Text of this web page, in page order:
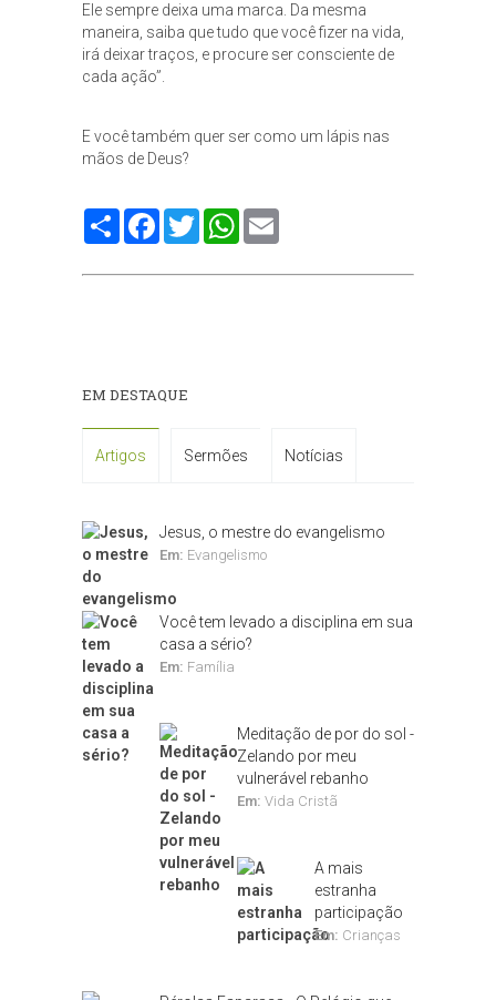
Ele sempre deixa uma marca. Da mesma
maneira, saiba que tudo que você fizer na vida,
irá deixar traços, e procure ser consciente de
cada ação”.
E você também quer ser como um lápis nas
mãos de Deus?
Compartilhe
Facebook
TwitterWhatsApp
EM DESTAQUE
Artigos Sermões Notícias
Jesus, o mestre do evangelismo
Em: Evangelismo
Você tem levado a disciplina em sua
casa a sério?
Em: Família
Meditação de por do sol -
Zelando por meu
vulnerável rebanho
Em: Vida Cristã
A mais
estranha
participação
Em: Crianças